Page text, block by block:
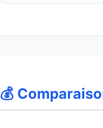
💰